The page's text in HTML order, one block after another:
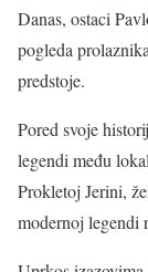
Danas, ostaci
pogleda
predstoje.
Pored svoje
legendi među
Prokletoj Jerini,
modernoj legendi